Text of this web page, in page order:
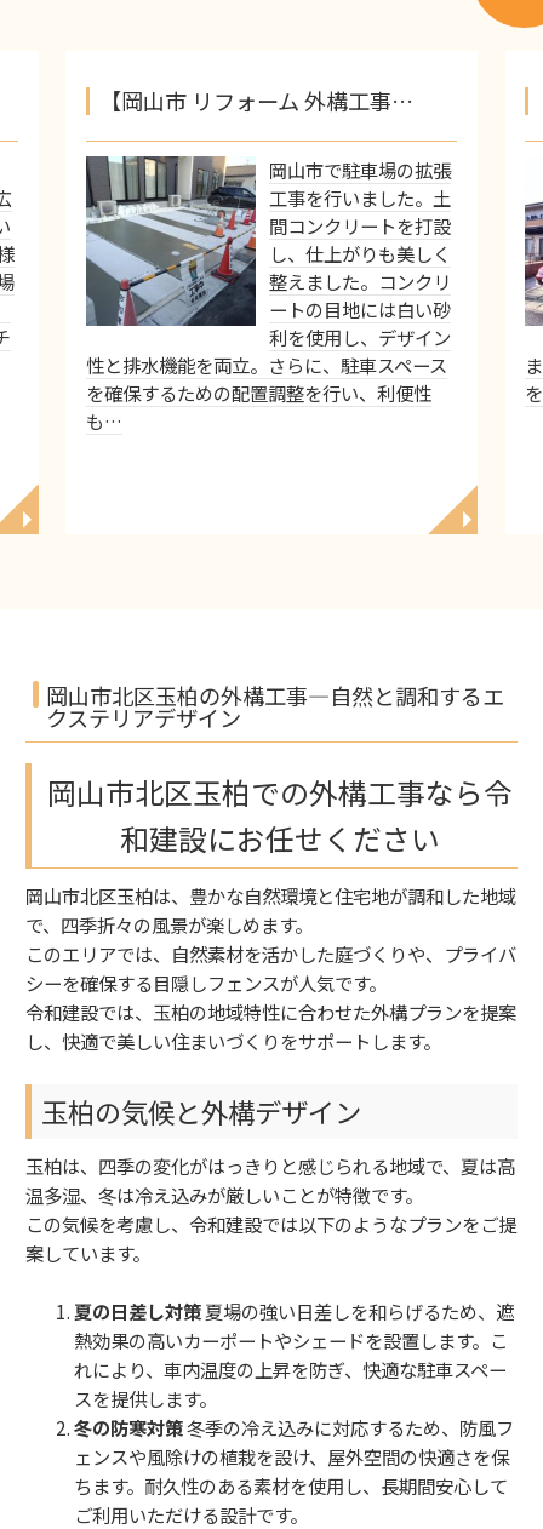
◥
【岡山市 リフォーム 外構工事…
岡山市で駐車場の拡張
工事を行いました。土
間コンクリートを打設
し、仕上がりも美しく
整えました。コンクリ
ートの目地には白い砂
利を使用し、デザイン
性と排水機能を両立。さらに、駐車スペース
を確保するための配置調整を行い、利便性
も…
◥
岡山市北区玉柏の外構工事—自然と調和するエ
クステリアデザイン
岡山市北区玉柏での外構工事なら令
和建設にお任せください
岡山市北区玉柏は、豊かな自然環境と住宅地が調和した地域
で、四季折々の風景が楽しめます。
このエリアでは、自然素材を活かした庭づくりや、プライバ
シーを確保する目隠しフェンスが人気です。
令和建設では、玉柏の地域特性に合わせた外構プランを提案
し、快適で美しい住まいづくりをサポートします。
玉柏の気候と外構デザイン
玉柏は、四季の変化がはっきりと感じられる地域で、夏は高
温多湿、冬は冷え込みが厳しいことが特徴です。
この気候を考慮し、令和建設では以下のようなプランをご提
案しています。
夏の日差し対策夏場の強い日差しを和らげるため、遮
熱効果の高いカーポートやシェードを設置します。こ
れにより、車内温度の上昇を防ぎ、快適な駐車スペー
スを提供します。
冬の防寒対策冬季の冷え込みに対応するため、防風フ
ェンスや風除けの植栽を設け、屋外空間の快適さを保
ちます。耐久性のある素材を使用し、長期間安心して
ご利用いただける設計です。